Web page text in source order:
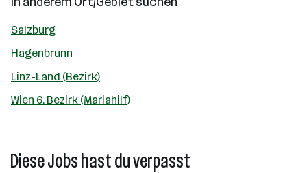
Salzburg
Hagenbrunn
Linz-Land (Bezirk)
Wien 6. Bezirk (Mariahilf)
Diese Jobs hast du verpasst